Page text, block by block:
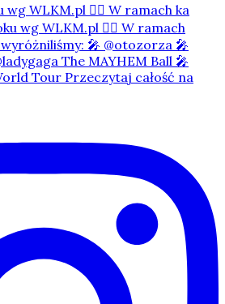
WLKM.pl 👇🏻 W ramach ka